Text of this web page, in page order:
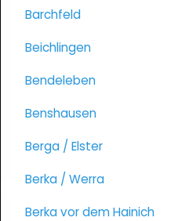
Barchfeld
Beichlingen
Bendeleben
Benshausen
Berga / Elster
Berka / Werra
Berka vor dem Hainich